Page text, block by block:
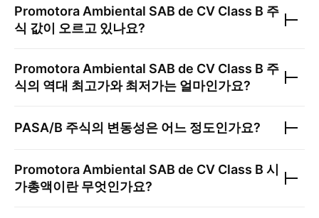
Promotora Ambiental SAB de CV Class B 주
식 값이 오르고 있나요?
Promotora Ambiental SAB de CV Class B 주
식의 역대 최고가와 최저가는 얼마인가요?
PASA/B 주식의 변동성은 어느 정도인가요?
Promotora Ambiental SAB de CV Class B 시
가총액이란 무엇인가요?